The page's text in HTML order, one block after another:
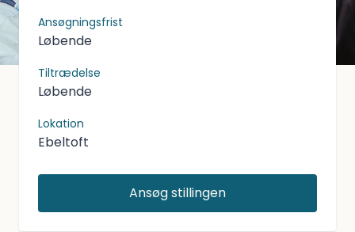
Ansøgningsfrist
Løbende
Tiltrædelse
Løbende
Lokation
Ebeltoft
Ansøg stillingen